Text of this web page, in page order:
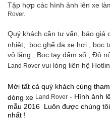
Tập hợp các hình ảnh lên xe
Rover.
Quý khách cần tư vấn, báo giá
nhiệt, bọc ghế da xe hơi , bọc
vô lăng , Bọc tay đấm số , Độ
Land Rover vui lòng liên hệ
Mời tất cả quý khách cùng
dòng xe Land Rover - Hình ảnh
mẫu 2016 Luôn được chúng
nhất !